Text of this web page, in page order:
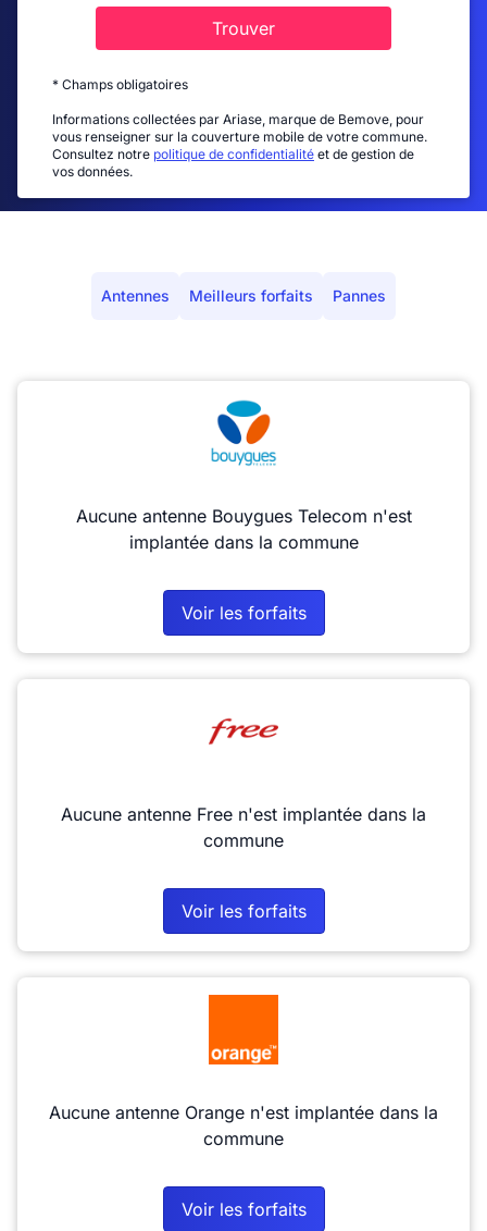
Trouver
* Champs obligatoires
Informations collectées par Ariase, marque de Bemove, pour
vous renseigner sur la couverture mobile de votre commune.
Consultez notre politique de confidentialité et de gestion de
vos données.
Antennes Meilleurs forfaits Pannes
Aucune antenne Bouygues Telecom n'est
implantée dans la commune
Voir les forfaits
Aucune antenne Free n'est implantée dans la
commune
Voir les forfaits
Aucune antenne Orange n'est implantée dans la
commune
Voir les forfaits